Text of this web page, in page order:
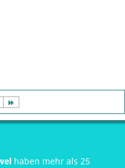
haben mehr als 25